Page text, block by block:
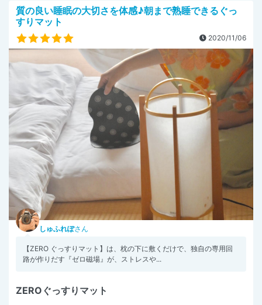
質の良い睡眠の大切さを体感♪朝まで熟睡できるぐっ
すりマット
2020/11/06
しゅふれぽさん
【ZERO ぐっすりマット】は、枕の下に敷くだけで、独自の専用回
路が作りだす『ゼロ磁場』が、ストレスや...
ZEROぐっすりマット